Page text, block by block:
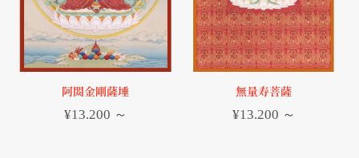
阿閦金剛薩埵
¥13.200 ～
無量寿菩薩
¥13.200 ～